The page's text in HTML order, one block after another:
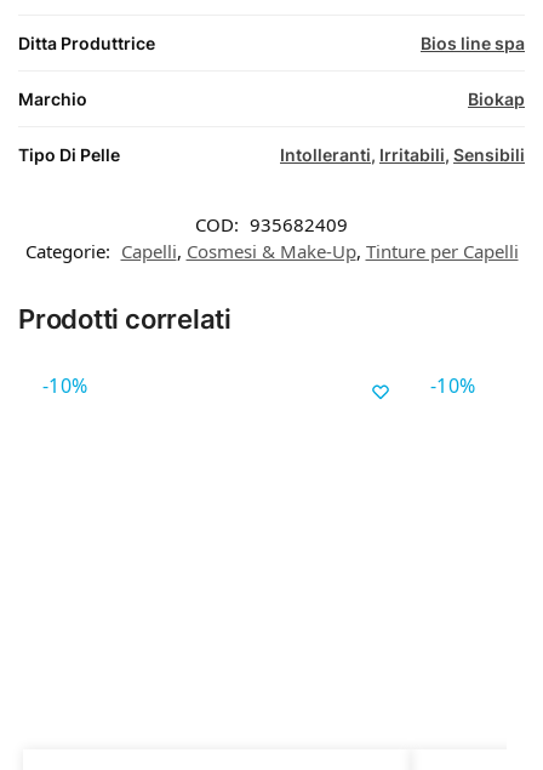
Ditta Produttrice Bios line spa
Marchio Biokap
Tipo Di Pelle Intolleranti, Irritabili, Sensibili
COD: 935682409
Categorie: Capelli, Cosmesi & Make-Up, Tinture per Capelli
Prodotti correlati
-10% -10%